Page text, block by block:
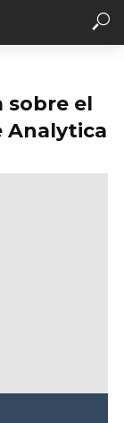
sobre el
Analytica